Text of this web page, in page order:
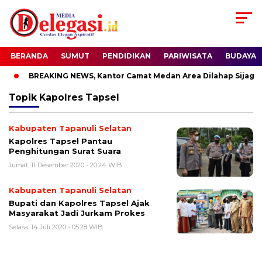
BERANDA SUMUT PENDIDIKAN PARIWISATA BUDAYA
BREAKING NEWS, Kantor Camat Medan Area Dilahap Sijago
Topik Kapolres Tapsel
Kabupaten Tapanuli Selatan
Kapolres Tapsel Pantau
Penghitungan Surat Suara
Jumat, 11 Desember 2020 - 20:24 WIB
Kabupaten Tapanuli Selatan
Bupati dan Kapolres Tapsel Ajak
Masyarakat Jadi Jurkam Prokes
Selasa, 14 Juli 2020 - 05:28 WIB